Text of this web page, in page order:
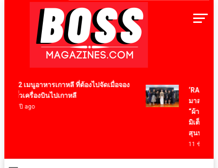
BossMagazinesThailand
12 เมนูอาหารเกาหลี ที่ต้องไปจัดเมื่อจอง
ตั๋วเครื่องบินไปเกาหลี
4 ปี ago
มาสเตอร์พีซ
“ผ้าลายน้ำ
มิเต็ด ถ่าย
สุนทรียภาพ
11 ชั่วโมง ago